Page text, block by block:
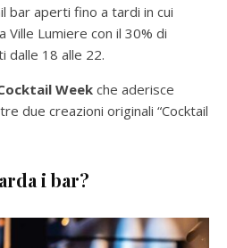
bar aperti fino a tardi in cui
Ville Lumiere con il 30% di
dalle 18 alle 22.
Weekche aderisce
due creazioni originali “Cocktail
i bar?